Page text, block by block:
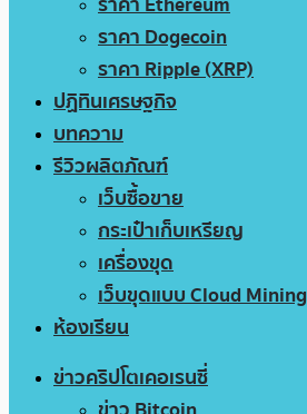
ราคา Dogecoin
ราคา Ripple (XRP)
ปฏิทินเศรษฐกิจ
บทความ
รีวิวผลิตภัณฑ์
เว็บซื้อขาย
กระเป๋าเก็บเหรียญ
เครื่องขุด
เว็บขุดแบบ Cloud Mining
ห้องเรียน
ข่าวคริปโตเคอเรนซี่